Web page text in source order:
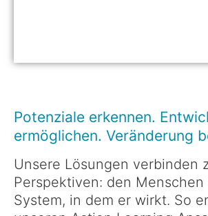
machen den
Unterschied
Simulationen prägen viele
unserer Lösungen und schaffen
dort, wo sie eingesetzt
Potenziale erkennen.
ermöglichen. Veränderung
Unsere Lösungen verbinden
Perspektiven: den Menschen
System, in dem er wirkt. So